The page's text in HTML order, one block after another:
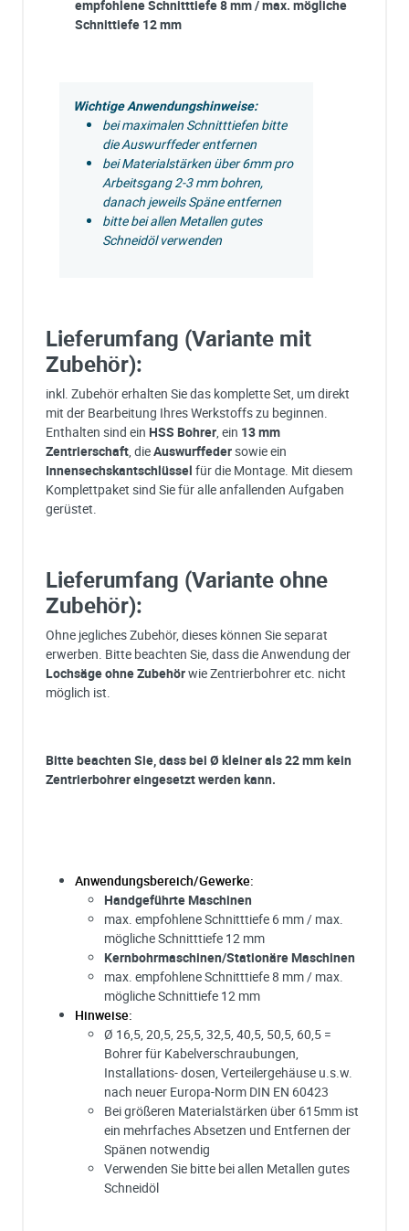
empfohlene Schnitttiefe 8 mm / max. mögliche
Schnittiefe 12 mm
Wichtige Anwendungshinweise:
bei maximalen Schnitttiefen bitte
die Auswurffeder entfernen
bei Materialstärken über 6mm pro
Arbeitsgang 2-3 mm bohren,
danach jeweils Späne entfernen
bitte bei allen Metallen gutes
Schneidöl verwenden
Lieferumfang (Variante mit
Zubehör):
inkl. Zubehör erhalten Sie das komplette Set, um direkt
mit der Bearbeitung Ihres Werkstoffs zu beginnen.
Enthalten sind ein HSS Bohrer, ein 13 mm
Zentrierschaft, dieAuswurffedersowie ein
Innensechskantschlüssel für die Montage. Mit diesem
Komplettpaket sind Sie für alle anfallenden Aufgaben
gerüstet.
Lieferumfang (Variante ohne
Zubehör):
Ohne jegliches Zubehör, dieses können Sie separat
erwerben. Bitte beachten Sie, dass die Anwendung der
Lochsäge ohne Zubehörwie Zentrierbohrer etc. nicht
möglich ist.
Bitte beachten Sie, dass bei Ø kleiner als 22 mm kein
Zentrierbohrer eingesetzt werden kann.
Anwendungsbereich/Gewerke:
Handgeführte Maschinen
max. empfohlene Schnitttiefe 6 mm / max.
mögliche Schnitttiefe 12 mm
Kernbohrmaschinen/Stationäre Maschinen
max. empfohlene Schnitttiefe 8 mm / max.
mögliche Schnittiefe 12 mm
Hinweise:
Ø 16,5, 20,5, 25,5, 32,5, 40,5, 50,5, 60,5 =
Bohrer für Kabelverschraubungen,
Installations- dosen, Verteilergehäuse u.s.w.
nach neuer Europa-Norm DIN EN 60423
Bei größeren Materialstärken über 615mm ist
ein mehrfaches Absetzen und Entfernen der
Spänen notwendig
Verwenden Sie bitte bei allen Metallen gutes
Schneidöl